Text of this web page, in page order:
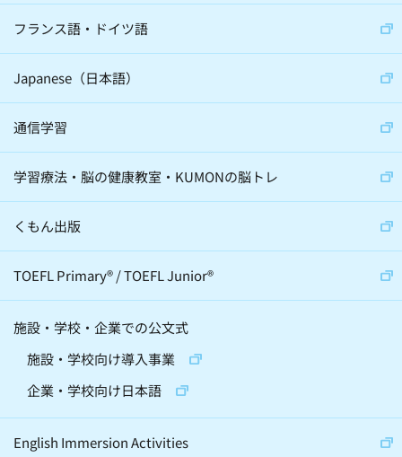
日本教育史学者(2)
サイエンスコミュニケーター(5)
音楽(22)
経営学(19)
脳科学(24)
天文学(4)
建築(2)
精神・神経科学(2)
昆虫(2)
将棋(10)
バレエ(4)
ロボット(3) 手話(4)
フランス語・ドイツ語
Japanese（日本語）
通信学習
学習療法・脳の健康教室・KUMONの脳トレ
くもん出版
TOEFL Primary®/TOEFL Junior®
施設・学校・企業での公文式
施設・学校向け導入事業
企業・学校向け日本語
English Immersion Activities